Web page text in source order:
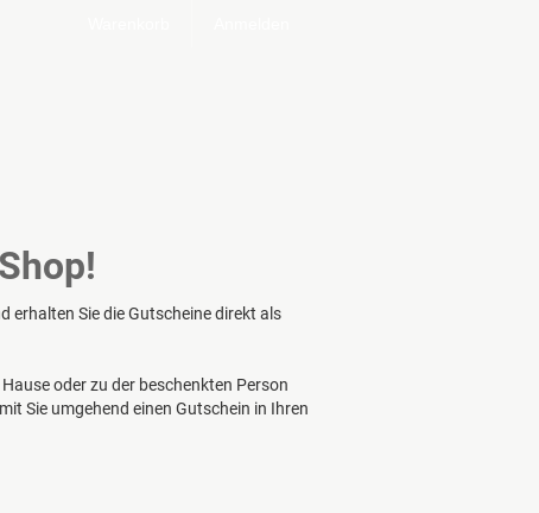
erhalten Sie die Gutscheine direkt als
oder zu der beschenkten Person
Sie umgehend einen Gutschein in Ihren